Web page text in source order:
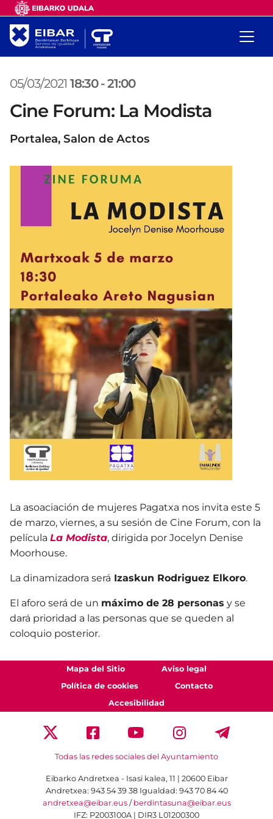
05/03/2021 18:30 -21:00
Cine Forum: La Modista
Portalea, Salon de Actos
La asoaciación de mujeres Pagatxa nos invita este 5
de marzo, viernes, a su sesión de Cine Forum, con la
película La Modista, dirigida por Jocelyn Denise
Moorhouse.
La dinamizadora será Izaskun Rodriguez Elkoro.
El aforo será de un máximo de 28 personas y se
dará prioridad a las personas que se queden al
coloquio posterior.
Mapa del Sitio
Aviso legal
Política de cookies
Contacto
Accesibilidad
Todas las redes sociales del Ayuntamiento
Eibarko Andretxea - Isasi kalea, 11 | 20600 Eibar
Andretxea: 943 54 39 38 Igualdad: 943 70 84 40
andretxea@eibar.eus/ berdintasuna@eibar.eus
IFZ: P2003100A | DIR3 L01200300